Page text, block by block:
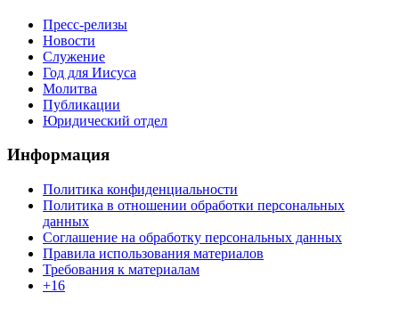
Пресс-релизы
Новости
Служение
Год для Иисуса
Молитва
Публикации
Юридический отдел
Информация
Политика конфиденциальности
Политика в отношении обработки персональных
данных
Соглашение на обработку персональных данных
Правила использования материалов
Требования к материалам
+16